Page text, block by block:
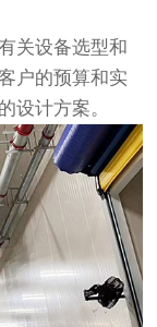
关设备选型和
户的预算和实
设计方案。